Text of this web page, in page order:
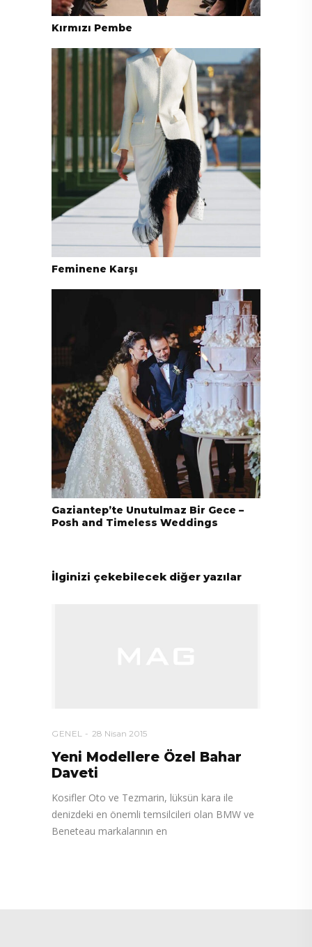
Kırmızı Pembe
Feminene Karşı
Gaziantep’te Unutulmaz Bir Gece –
Posh and Timeless Weddings
İlginizi çekebilecek diğer yazılar
GENEL 28 Nisan 2015
Yeni Modellere Özel Bahar
Daveti
Kosifler Oto ve Tezmarin, lüksün kara ile
denizdeki en önemli temsilcileri olan BMW ve
Beneteau markalarının en